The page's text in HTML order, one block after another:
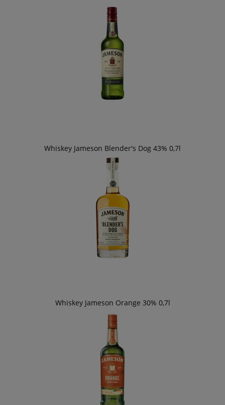
Whiskey Jameson Blender's Dog 43% 0,7l
Whiskey Jameson Orange 30% 0,7l